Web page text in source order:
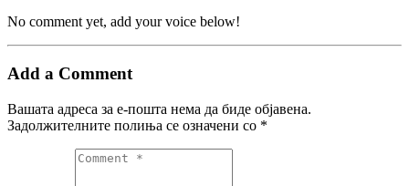
No comment yet, add your voice below!
Add a Comment
Вашата адреса за е-пошта нема да биде објавена.
Задолжителните полиња се означени со *